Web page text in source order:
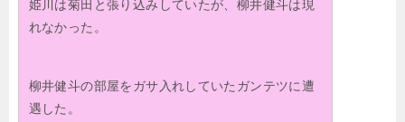
姫川は菊田と張り込みしていたが、柳井健斗は現
れなかった。
柳井健斗の部屋をガサ入れしていたガンテツに遭
遇した。